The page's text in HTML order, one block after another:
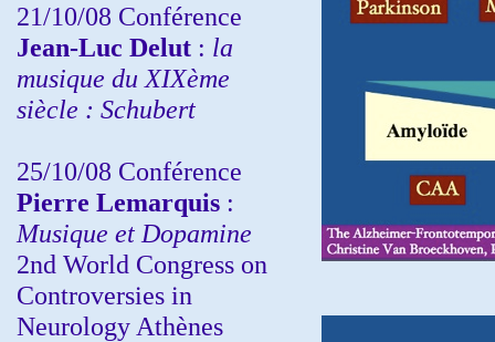
21/10/08 Conférence
Jean-Luc Delut : la
musique du XIXème
siècle : Schubert
25/10/08 Conférence
Pierre Lemarquis :
Musique et Dopamine
2nd World Congress on
Controversies in
Neurology Athènes